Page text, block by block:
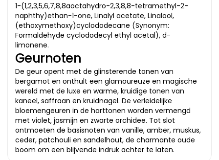
1-(1,2,3,5,6,7,8,8aoctahydro-2,3,8,8-tetramethyl-2-
naphthy)ethan-1-one, Linalyl acetate, Linalool,
(ethoxymethoxy)cyclododecane (Synonym:
Formaldehyde cyclododecyl ethyl acetal), d-
limonene.
Geurnoten
De geur opent met de glinsterende tonen van
bergamot en onthult een glamoureuze en magische
wereld met de luxe en warme, kruidige tonen van
kaneel, saffraan en kruidnagel. De verleidelijke
bloemengeuren in de harttonen worden vermengd
met violet, jasmijn en zwarte orchidee. Tot slot
ontmoeten de basisnoten van vanille, amber, muskus,
ceder, patchouli en sandelhout, de charmante oude
boom om een blijvende indruk achter te laten.